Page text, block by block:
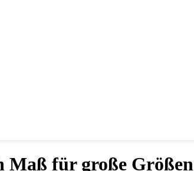
Maß für große Größen